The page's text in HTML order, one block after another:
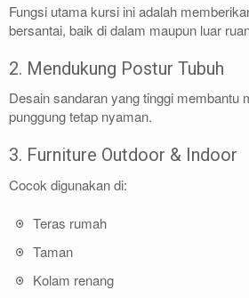
Fungsi utama kursi ini adalah
bersantai, baik di dalam maupun luar
2. Mendukung Postur Tubuh
Desain sandaran yang tinggi membantu
punggung tetap nyaman.
3. Furniture Outdoor & Indoor
Cocok digunakan di:
Teras rumah
Taman
Kolam renang